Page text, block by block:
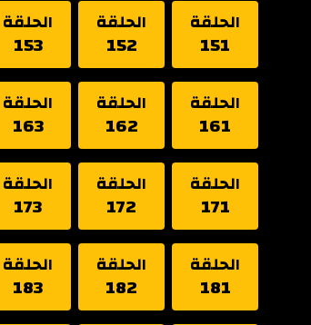
الحلقة
151
الحلقة
152
الحلقة
153
الحلقة
161
الحلقة
162
الحلقة
163
الحلقة
171
الحلقة
172
الحلقة
173
الحلقة
181
الحلقة
182
الحلقة
183